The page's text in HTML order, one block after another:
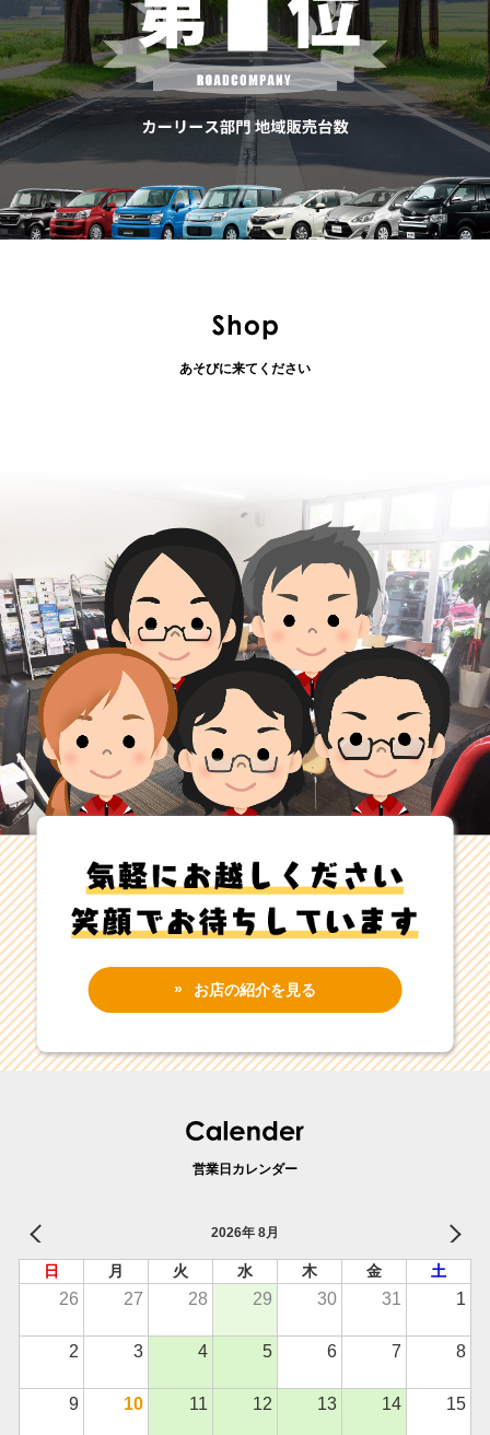
あそびに来てください
お店の紹介を見る
営業日カレンダー
2026年 8月
日 月 火 水 木 金 土
26 27 28 29 30 31 1
2 3 4 5 6 7 8
9 10 11 12 13 14 15